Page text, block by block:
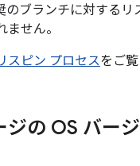
のブランチに対するリ
せん。
スピン プロセスをご覧
ジの OS バー